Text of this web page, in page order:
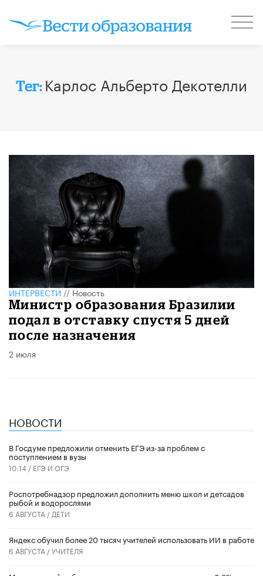
Тег: Карлос Альберто Декотелли
ИНТЕРВЕСТИ//Новость
Министр образования Бразилии
подал в отставку спустя 5 дней
после назначения
2 июля
НОВОСТИ
В Госдуме предложили отменить ЕГЭ из-за проблем с
поступлением в вузы
10:14 / ЕГЭ И ОГЭ
Роспотребнадзор предложил дополнить меню школ и детсадов
рыбой и водорослями
6 АВГУСТА / ДЕТИ
​Яндекс обучил более 20 тысяч учителей использовать ИИ в работе
6 АВГУСТА /УЧИТЕЛЯ